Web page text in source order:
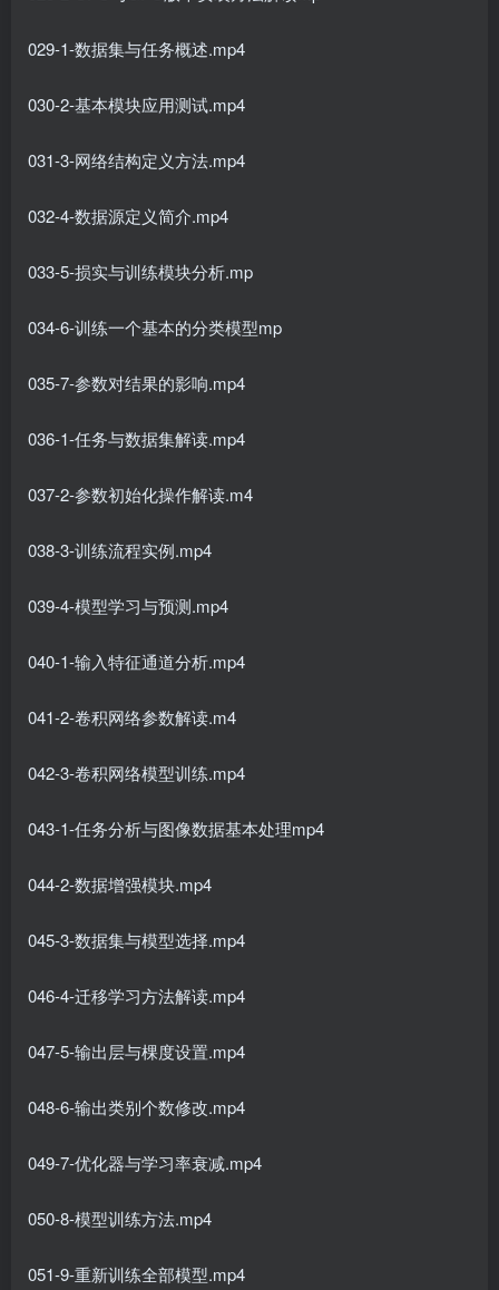
029-1-数据集与任务概述.mp4
030-2-基本模块应用测试.mp4
031-3-网络结构定义方法.mp4
032-4-数据源定义简介.mp4
033-5-损实与训练模块分析.mp
034-6-训练一个基本的分类模型mp
035-7-参数对结果的影响.mp4
036-1-任务与数据集解读.mp4
037-2-参数初始化操作解读.m4
038-3-训练流程实例.mp4
039-4-模型学习与预测.mp4
040-1-输入特征通道分析.mp4
041-2-卷积网络参数解读.m4
042-3-卷积网络模型训练.mp4
043-1-任务分析与图像数据基本处理mp4
044-2-数据增强模块.mp4
045-3-数据集与模型选择.mp4
046-4-迁移学习方法解读.mp4
047-5-输出层与棵度设置.mp4
048-6-输出类别个数修改.mp4
049-7-优化器与学习率衰减.mp4
050-8-模型训练方法.mp4
051-9-重新训练全部模型.mp4